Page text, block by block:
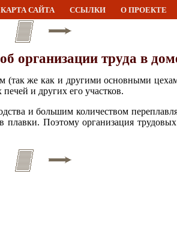
КАРТА САЙТА ССЫЛКИ О ПРОЕКТЕ
организации труда в
же как и другими основными
и других его участков.
и большим количеством
плавки. Поэтому организация